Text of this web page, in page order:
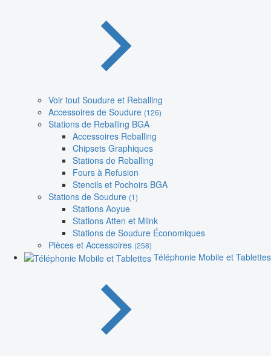
Voir tout Soudure et Reballing
Accessoires de Soudure (126)
Stations de Reballing BGA
Accessoires Reballing
Chipsets Graphiques
Stations de Reballing
Fours à Refusion
Stencils et Pochoirs BGA
Stations de Soudure (1)
Stations Aoyue
Stations Atten et Mlink
Stations de Soudure Économiques
Pièces et Accessoires (258)
Téléphonie Mobile et Tablettes